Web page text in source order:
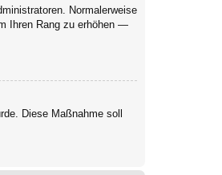
Normalerweise
Ihren Rang zu erhöhen —
Diese Maßnahme soll